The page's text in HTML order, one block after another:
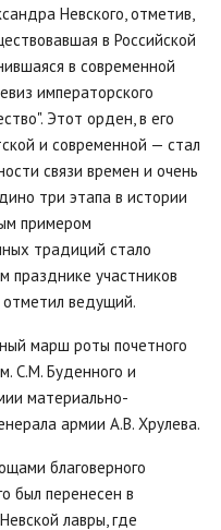
Невского, отметив,
в Российской
в современной
императорского
Этот орден, в его
и современной — стал
связи времен и очень
три этапа в истории
примером
традиций стало
празднике участников
ведущий.
марш роты почетного
С.М. Буденного и
материально-
армии А.В. Хрулева.
благоверного
был перенесен в
лавры, где